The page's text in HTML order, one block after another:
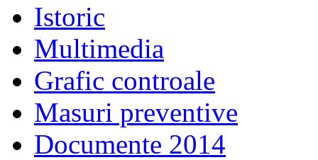
Istoric
Multimedia
Grafic controale
Masuri preventive
Documente 2014